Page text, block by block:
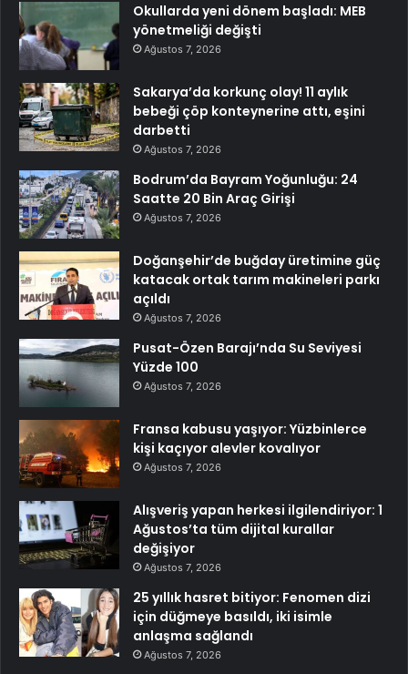
Okullarda yeni dönem başladı: MEB
yönetmeliği değişti
Ağustos 7, 2026
Sakarya’da korkunç olay! 11 aylık
bebeği çöp konteynerine attı, eşini
darbetti
Ağustos 7, 2026
Bodrum’da Bayram Yoğunluğu: 24
Saatte 20 Bin Araç Girişi
Ağustos 7, 2026
Doğanşehir’de buğday üretimine güç
katacak ortak tarım makineleri parkı
açıldı
Ağustos 7, 2026
Pusat-Özen Barajı’nda Su Seviyesi
Yüzde 100
Ağustos 7, 2026
Fransa kabusu yaşıyor: Yüzbinlerce
kişi kaçıyor alevler kovalıyor
Ağustos 7, 2026
Alışveriş yapan herkesi ilgilendiriyor: 1
Ağustos’ta tüm dijital kurallar
değişiyor
Ağustos 7, 2026
25 yıllık hasret bitiyor: Fenomen dizi
için düğmeye basıldı, iki isimle
anlaşma sağlandı
Ağustos 7, 2026